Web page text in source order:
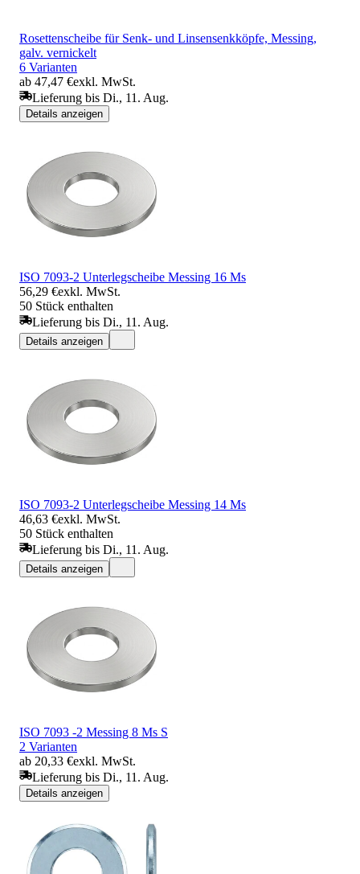
Rosettenscheibe für Senk- und Linsensenkköpfe, Messing,
galv. vernickelt
6 Varianten
ab 47,47 €exkl. MwSt.
Lieferung bis Di., 11. Aug.
Details anzeigen
ISO 7093-2 Unterlegscheibe Messing 16 Ms
56,29 €exkl. MwSt.
50 Stück enthalten
Lieferung bis Di., 11. Aug.
Details anzeigen
ISO 7093-2 Unterlegscheibe Messing 14 Ms
46,63 €exkl. MwSt.
50 Stück enthalten
Lieferung bis Di., 11. Aug.
Details anzeigen
ISO 7093 -2 Messing 8 Ms S
2 Varianten
ab 20,33 €exkl. MwSt.
Lieferung bis Di., 11. Aug.
Details anzeigen